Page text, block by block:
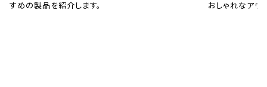
すめの製品を紹介します。
おしゃれなアウ